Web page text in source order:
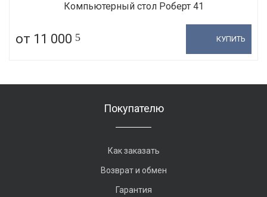
Компьютерный стол Роберт 41
от 11 000 5 КУПИТЬ
Покупателю
Как заказать
Возврат и обмен
Гарантия